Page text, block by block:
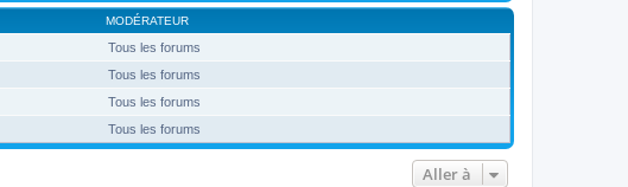
MODÉRATEUR
Tous les forums
Tous les forums
Tous les forums
Tous les forums
Aller à